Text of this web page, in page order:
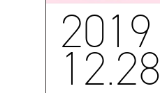
2019
12.28